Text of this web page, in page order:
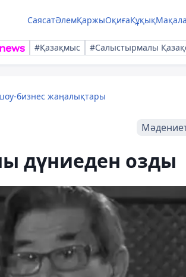
СаясатӘлемҚаржыОқиғаҚұқық
#Қазақмыс #Салыстырмалы
бизнес жаңалықтары
дүниеден озды